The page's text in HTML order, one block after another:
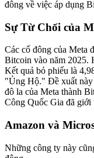
đông về việc áp dụng
Sự Từ Chối của
Các cổ đông của Meta
Bitcoin vào năm 2025.
Kết quả bỏ phiếu là
"Ủng Hộ." Đề xuất này
đô la của Meta thành
Công Quốc Gia đã giới
Amazon và
Những công ty này